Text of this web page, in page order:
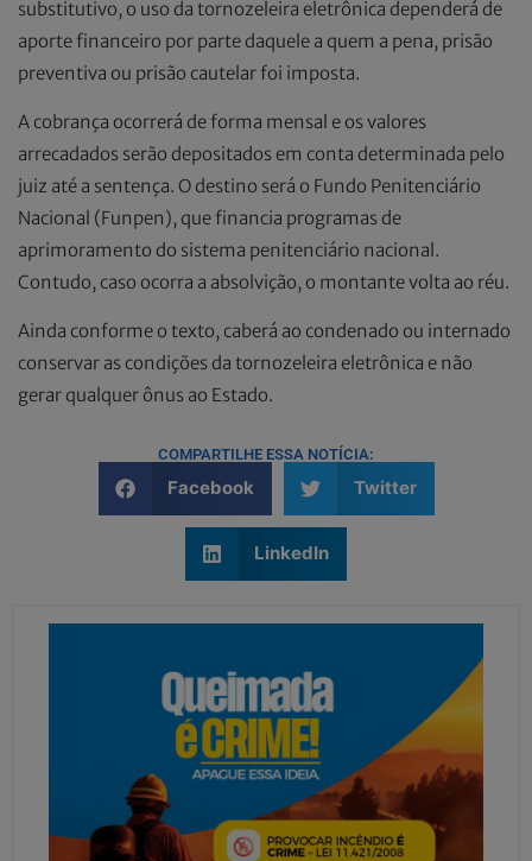
substitutivo, o uso da tornozeleira eletrônica dependerá de
aporte financeiro por parte daquele a quem a pena, prisão
preventiva ou prisão cautelar foi imposta.
A cobrança ocorrerá de forma mensal e os valores
arrecadados serão depositados em conta determinada pelo
juiz até a sentença. O destino será o Fundo Penitenciário
Nacional (Funpen), que financia programas de
aprimoramento do sistema penitenciário nacional.
Contudo, caso ocorra a absolvição, o montante volta ao réu.
Ainda conforme o texto, caberá ao condenado ou internado
conservar as condições da tornozeleira eletrônica e não
gerar qualquer ônus ao Estado.
COMPARTILHE ESSA NOTÍCIA:
Facebook Twitter
LinkedIn